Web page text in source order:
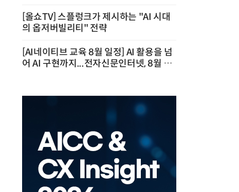
[올쇼TV] 스플렁크가 제시하는 "AI 시대
의 옵저버빌리티" 전략
[AI네이티브 교육 8월 일정] AI 활용을 넘
어 AI 구현까지...전자신문인터넷, 8월 실